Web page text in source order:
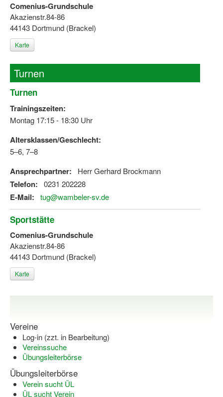
Comenius-Grundschule
Akazienstr.84-86
44143 Dortmund (Brackel)
Karte
Turnen
Turnen
Trainingszeiten:
Montag 17:15 - 18:30 Uhr
Altersklassen/Geschlecht:
5–6, 7–8
Ansprechpartner: Herr Gerhard Brockmann
Telefon: 0231 202228
E-Mail: tug@wambeler-sv.de
Sportstätte
Comenius-Grundschule
Akazienstr.84-86
44143 Dortmund (Brackel)
Karte
Vereine
Log-in (zzt. in Bearbeitung)
Vereinssuche
Übungsleiterbörse
Übungsleiterbörse
Verein sucht ÜL
ÜL sucht Verein